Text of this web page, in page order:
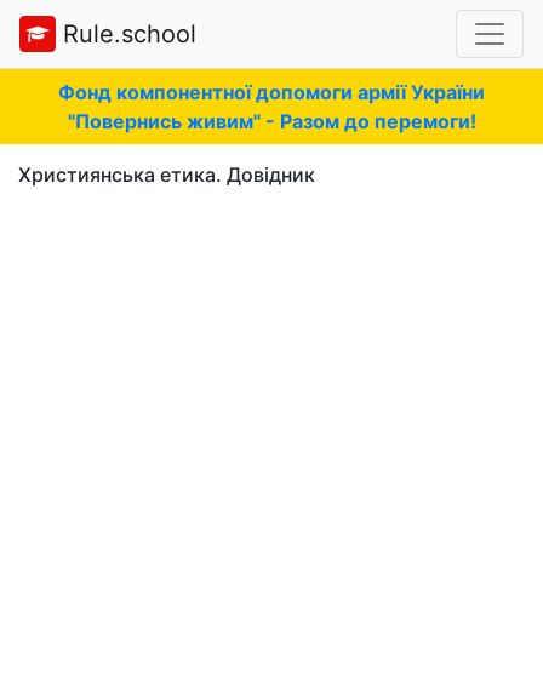
Rule.school
Фонд компонентної допомоги армії України
"Повернись живим" - Разом до перемоги!
Християнська етика. Довідник